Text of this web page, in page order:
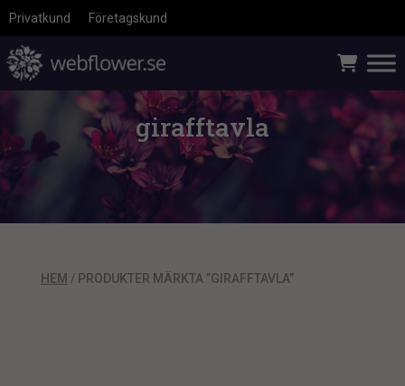
Privatkund Företagskund
girafftavla
HEM / PRODUKTER MÄRKTA ”GIRAFFTAVLA”